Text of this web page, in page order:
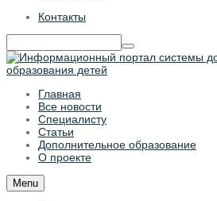
Контакты
Главная
Все новости
Специалисту
Статьи
Дополнительное образование
О проекте
Menu